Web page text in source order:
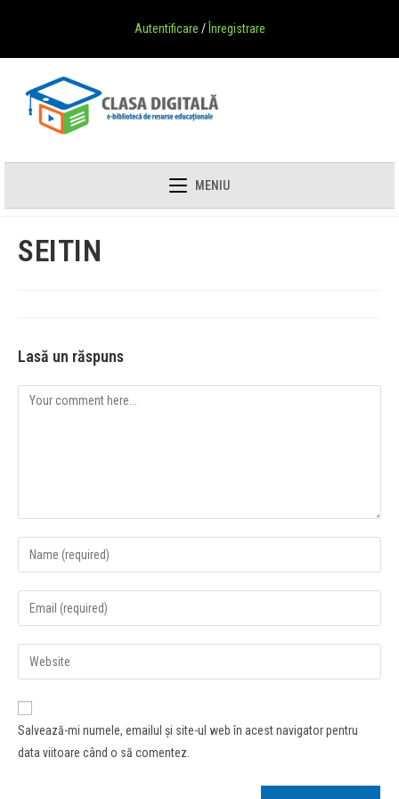
Autentificare / Înregistrare
MENIU
SEITIN
Lasă un răspuns
Salvează-mi numele, emailul și site-ul web în acest navigator pentru
data viitoare când o să comentez.